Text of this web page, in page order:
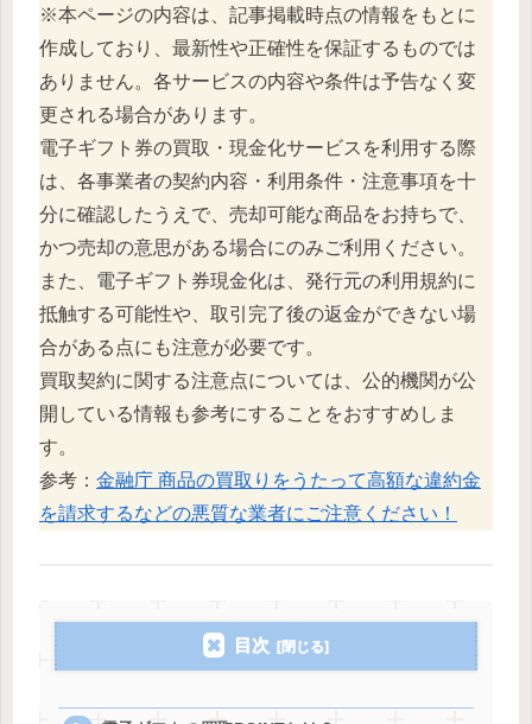
※本ページの内容は、記事掲載時点の情報をもとに
作成しており、最新性や正確性を保証するものでは
ありません。各サービスの内容や条件は予告なく変
更される場合があります。
電子ギフト券の買取・現金化サービスを利用する際
は、各事業者の契約内容・利用条件・注意事項を十
分に確認したうえで、売却可能な商品をお持ちで、
かつ売却の意思がある場合にのみご利用ください。
また、電子ギフト券現金化は、発行元の利用規約に
抵触する可能性や、取引完了後の返金ができない場
合がある点にも注意が必要です。
買取契約に関する注意点については、公的機関が公
開している情報も参考にすることをおすすめしま
す。
参考： 金融庁 商品の買取りをうたって高額な違約金
を請求するなどの悪質な業者にご注意ください！
目次